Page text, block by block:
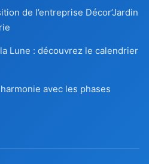
de l’entreprise Décor’Jardin
Lune : découvrez le calendrier
avec les phases